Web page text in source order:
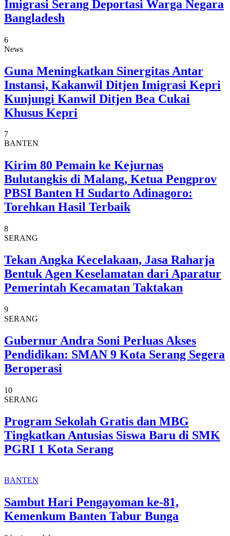
Imigrasi Serang Deportasi Warga Negara
Bangladesh
6
News
Guna Meningkatkan Sinergitas Antar
Instansi, Kakanwil Ditjen Imigrasi Kepri
Kunjungi Kanwil Ditjen Bea Cukai
Khusus Kepri
7
BANTEN
Kirim 80 Pemain ke Kejurnas
Bulutangkis di Malang, Ketua Pengprov
PBSI Banten H Sudarto Adinagoro:
Torehkan Hasil Terbaik
8
SERANG
Tekan Angka Kecelakaan, Jasa Raharja
Bentuk Agen Keselamatan dari Aparatur
Pemerintah Kecamatan Taktakan
9
SERANG
Gubernur Andra Soni Perluas Akses
Pendidikan: SMAN 9 Kota Serang Segera
Beroperasi
10
SERANG
Program Sekolah Gratis dan MBG
Tingkatkan Antusias Siswa Baru di SMK
PGRI 1 Kota Serang
BANTEN
Sambut Hari Pengayoman ke-81,
Kemenkum Banten Tabur Bunga